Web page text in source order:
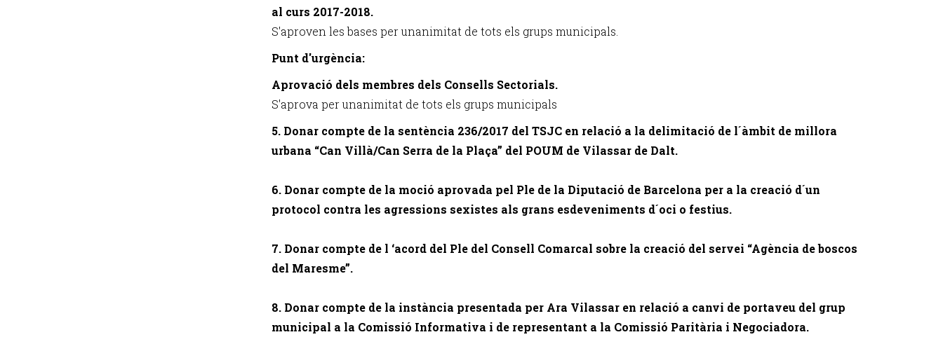
al curs 2017-2018.
S'aproven les bases per unanimitat de tots els grups municipals.
Punt d'urgència:
Aprovació dels membres dels Consells Sectorials.
S'aprova per unanimitat de tots els grups municipals
5. Donar compte de la sentència 236/2017 del TSJC en relació a la delimitació de l´àmbit de millora
urbana “Can Villà/Can Serra de la Plaça” del POUM de Vilassar de Dalt.
6. Donar compte de la moció aprovada pel Ple de la Diputació de Barcelona per a la creació d´un
protocol contra les agressions sexistes als grans esdeveniments d´oci o festius.
7. Donar compte de l ‘acord del Ple del Consell Comarcal sobre la creació del servei “Agència de boscos
del Maresme”.
8. Donar compte de la instància presentada per Ara Vilassar en relació a canvi de portaveu del grup
municipal a la Comissió Informativa i de representant a la Comissió Paritària i Negociadora.